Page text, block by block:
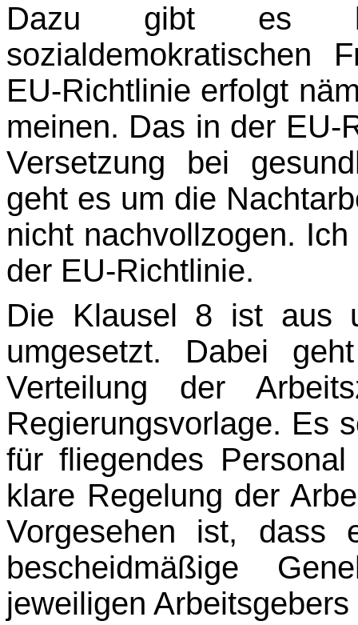
Dazu gibt es
sozialdemokratischen
EU-Richtlinie erfolgt
meinen. Das in der EU-
Versetzung bei
geht es um die
nicht nachvollzogen.
der EU-Richtlinie.
Die Klausel 8 ist aus
umgesetzt. Dabei
Verteilung der
Regierungsvorlage. Es
für fliegendes
klare Regelung der
Vorgesehen ist, dass
bescheidmäßige
jeweiligen Arbeitsgebers